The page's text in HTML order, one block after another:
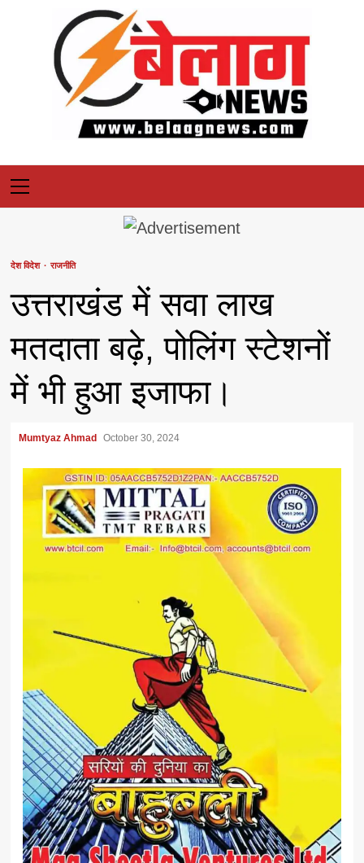
Primary
Menu
देश विदेश राजनीति
उत्तराखंड में सवा लाख
मतदाता बढ़े, पोलिंग स्टेशनों
में भी हुआ इजाफा।
Mumtyaz Ahmad October 30, 2024